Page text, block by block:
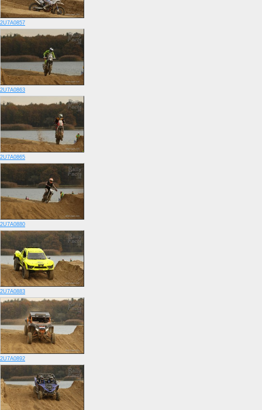
2U7A0857
2U7A0863
2U7A0865
2U7A0880
2U7A0883
2U7A0892